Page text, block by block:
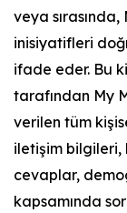
veya sırasında,
inisiyatifleri
ifade eder. Bu
tarafından My
verilen tüm
iletişim
cevaplar,
kapsamında